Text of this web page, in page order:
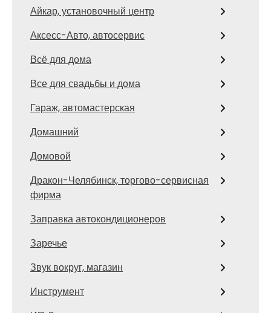
Айкар, установочный центр
Аксесс-Авто, автосервис
Всё для дома
Все для свадьбы и дома
Гараж, автомастерская
Домашний
Домовой
Дракон-Челябинск, торгово-сервисная
фирма
Заправка автокондиционеров
Заречье
Звук вокруг, магазин
Инструмент